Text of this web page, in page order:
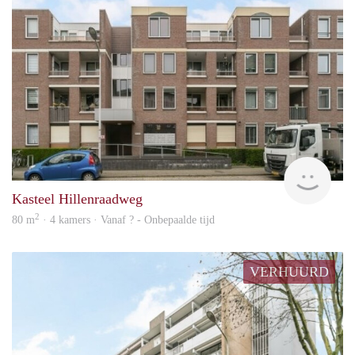
rent
Kasteel Hillenraadweg
80 m2 · 4 kamers · Vanaf ? - Onbepaalde tijd
VERHUURD